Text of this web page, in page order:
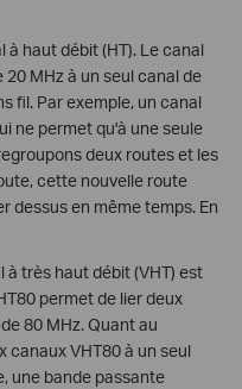
haut débit (HT). Le canal
MHz à un seul canal de
fil. Par exemple, un canal
ne permet qu'à une seule
deux routes et les
cette nouvelle route
dessus en même temps. En
à très haut débit (VHT) est
permet de lier deux
80 MHz. Quant au
canaux VHT80 à un seul
une bande passante